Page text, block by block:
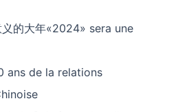
的大年«2024» sera une
ans de la relations